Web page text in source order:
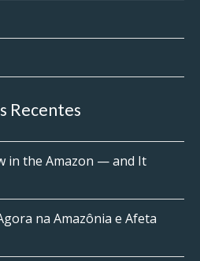
Recentes
in the Amazon — and It
na Amazônia e Afeta